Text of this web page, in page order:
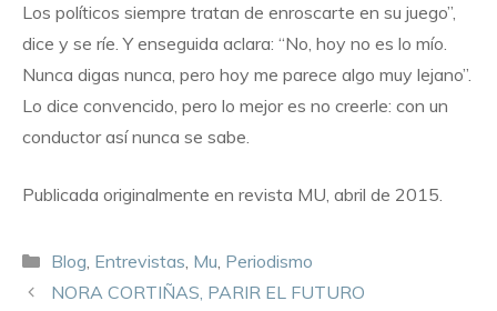
Los políticos siempre tratan de enroscarte en su juego”,
dice y se ríe. Y enseguida aclara: “No, hoy no es lo mío.
Nunca digas nunca, pero hoy me parece algo muy lejano”.
Lo dice convencido, pero lo mejor es no creerle: con un
conductor así nunca se sabe.
Publicada originalmente en revista MU, abril de 2015.
Blog, Entrevistas, Mu, Periodismo
NORA CORTIÑAS, PARIR EL FUTURO